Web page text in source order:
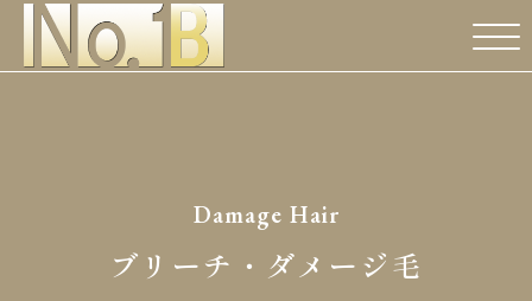
Damage Hair
ブリーチ・ダメージ毛